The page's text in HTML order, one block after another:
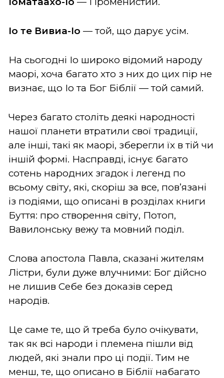
Іо те Вивиа-Іо — той, що дарує усім.
На сьогодні Іо широко відомий народу
маорі, хоча багато хто з них до цих пір не
визнає, що Іо та Бог Біблії — той самий.
Через багато століть деякі народності
нашої планети втратили свої традиції,
але інші, такі як маорі, зберегли їх в тій чи
іншій формі. Насправді, існує багато
сотень народних згадок і легенд по
всьому світу, які, скоріш за все, пов’язані
із подіями, що описані в розділах книги
Буття: про створення світу, Потоп,
Вавилонську вежу та мовний поділ.
Слова апостола Павла, сказані жителям
Лістри, були дуже влучними: Бог дійсно
не лишив Себе без доказів серед
народів.
Це саме те, що й треба було очікувати,
так як всі народи і племена пішли від
людей, які знали про ці події. Тим не
менш, те, що описано в Біблії набагато